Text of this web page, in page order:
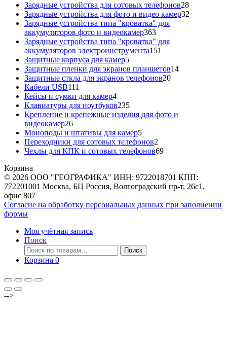
товаров
Зарядные устройства для сотовых телефонов2828
товаров
Зарядные устройства для фото и видео камер32
Зарядные устройства типа "кроватка" для
аккумуляторов фото и видеокамер363363
товара
Зарядные устройства типа "кроватка" для
аккумуляторов электроинструмента151
Защитные корпуса для камер55
товаров
Защитные пленки для экранов планшетов1414
Защитные сткла для экранов телефонов2020
Кабели USB111
товаров
Кейсы и сумки для камер44
товара
Клавиатуры для ноутбуков235235
товаров
Крепление и крепежные изделия для фото и
видеокамер2626
товаров
Моноподы и штативы для камер55
товаров
Переходники для сотовых телефонов2
товара
Чехлы для КПК и сотовых телефонов6969
Корзина
© 2026 ООО "ГЕОГРАФИКА" ИНН: 9722018701 КПП:
772201001 Москва, БЦ Россия, Волгоградский пр-т, 26с1,
офис 807
Согласие на обработку персональных данных при заполнении
формы
Моя учётная запись
Поиск
Искать:
Поиск
Корзина 0
-->